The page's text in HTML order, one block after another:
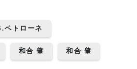
ペトローネ
和合 肇 和合 肇